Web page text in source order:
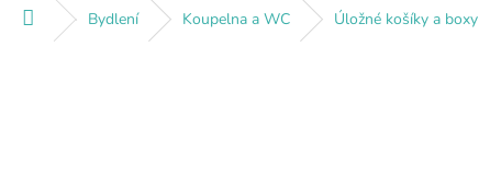
Domů Bydlení Koupelna a WC Úložné košíky a boxy